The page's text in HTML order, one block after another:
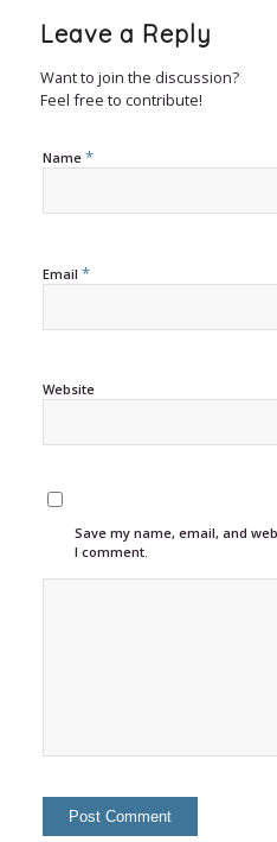
Leave a Reply
Want to join the discussion?
Feel free to contribute!
Name *
Email *
Website
Save my name, email, and
I comment.